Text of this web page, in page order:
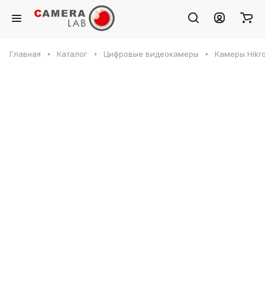
Главная Каталог Цифровые видеокамеры Камеры